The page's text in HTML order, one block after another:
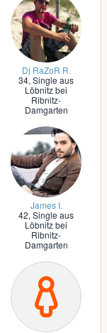
Dj RaZoR R.
34, Single aus
Löbnitz bei
Ribnitz-
Damgarten
James I.
42, Single aus
Löbnitz bei
Ribnitz-
Damgarten